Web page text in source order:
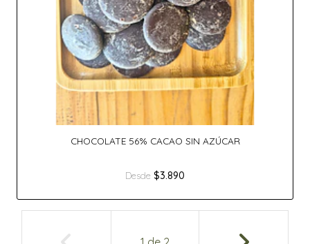
CHOCOLATE 56% CACAO SIN AZÚCAR
Desde $3.890